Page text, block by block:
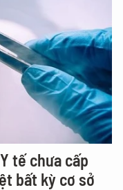
tế chưa cấp
bất kỳ cơ sở